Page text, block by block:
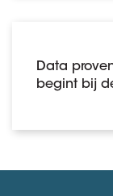
Data
begint bij